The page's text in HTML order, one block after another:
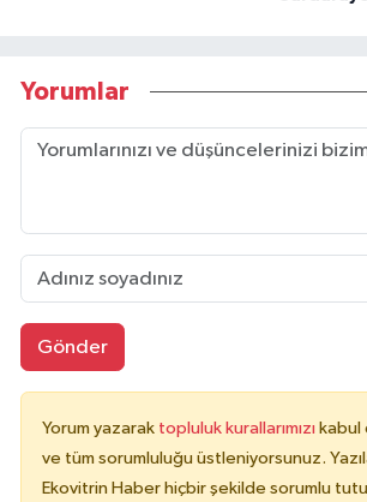
Yorumlar
Gönder
Yorum yazarak topluluk kurallarımızı kabul
ve tüm sorumluluğu üstleniyorsunuz.
Ekovitrin Haber hiçbir şekilde sorumlu